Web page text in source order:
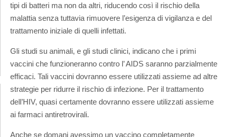
tipi di batteri ma non da altri, riducendo così il rischio della
malattia senza tuttavia rimuovere l’esigenza di vigilanza e del
trattamento iniziale di quelli infettati.
Gli studi su animali, e gli studi clinici, indicano che i primi
vaccini che funzioneranno contro l’ AIDS saranno parzialmente
efficaci. Tali vaccini dovranno essere utilizzati assieme ad altre
strategie per ridurre il rischio di infezione. Per il trattamento
dell’HIV, quasi certamente dovranno essere utilizzati assieme
ai farmaci antiretrovirali.
Anche se domani avessimo un vaccino completamente